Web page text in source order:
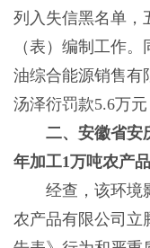
列入失信黑名单，
（表）编制工作
油综合能源销售有
汤泽衍罚款5.6万
二、安徽省安
年加工1万吨农产
经查，该环境影
农产品有限公司立